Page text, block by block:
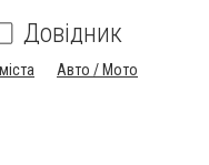
Довідник
Авто / Мото